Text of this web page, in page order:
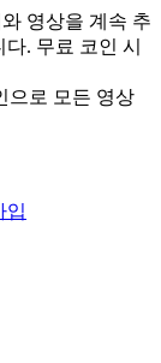
영상을 계속 추
. 무료 코인 시
으로 모든 영상
입